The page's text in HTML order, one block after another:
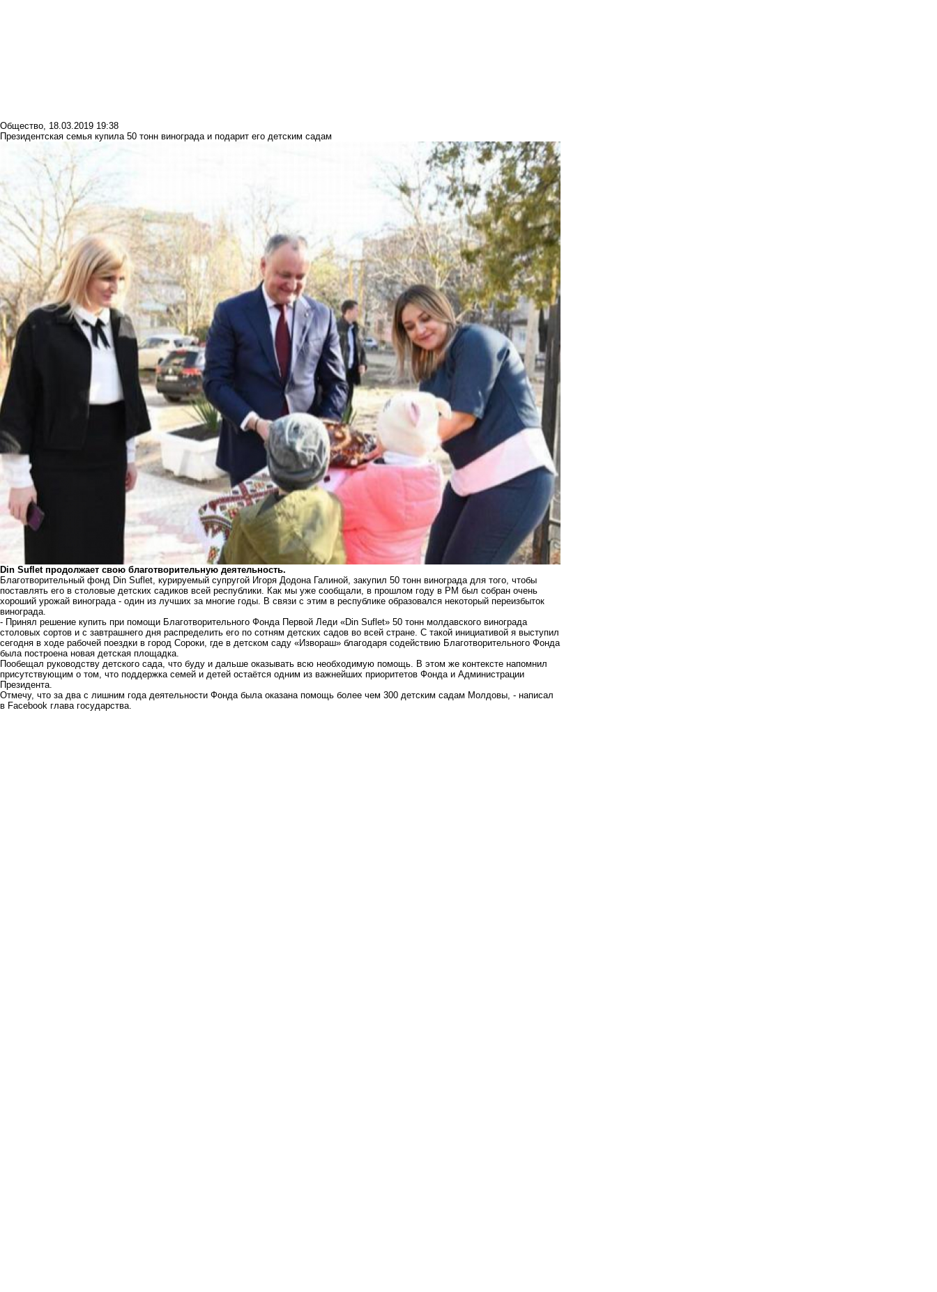
Общество, 18.03.2019 19:38
Президентская семья купила 50 тонн винограда и подарит его детским садам
Din Suflet продолжает свою благотворительную деятельность.
Благотворительный фонд Din Suflet, курируемый супругой Игоря Додона Галиной, закупил 50 тонн винограда для того, чтобы
поставлять его в столовые детских садиков всей республики. Как мы уже сообщали , в прошлом году в РМ был собран очень
хороший урожай винограда - один из лучших за многие годы. В связи с этим в республике образовался некоторый переизбыток
винограда.
- Принял решение купить при помощи Благотворительного Фонда Первой Леди «Din Suflet» 50 тонн молдавского винограда
столовых сортов и с завтрашнего дня распределить его по сотням детских садов во всей стране. С такой инициативой я выступил
сегодня в ходе рабочей поездки в город Сороки, где в детском саду «Извораш» благодаря содействию Благотворительного Фонда
была построена новая детская площадка.
Пообещал руководству детского сада, что буду и дальше оказывать всю необходимую помощь. В этом же контексте напомнил
присутствующим о том, что поддержка семей и детей остаётся одним из важнейших приоритетов Фонда и Администрации
Президента.
Отмечу, что за два с лишним года деятельности Фонда была оказана помощь более чем 300 детским садам Молдовы, - написал
в Facebook глава государства.